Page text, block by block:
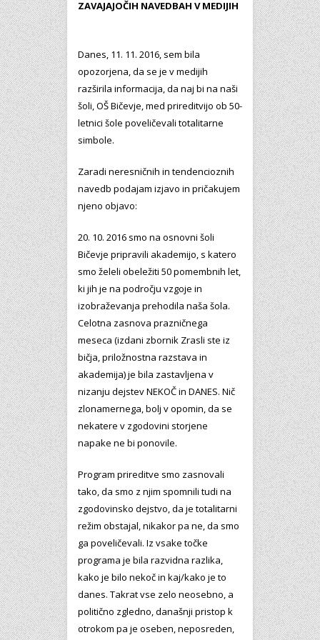
ZAVAJAJOČIH NAVEDBAH V MEDIJIH
Danes, 11. 11. 2016, sem bila
opozorjena, da se je v medijih
razširila informacija, da naj bi na naši
šoli, OŠ Bičevje, med prireditvijo ob 50-
letnici šole poveličevali totalitarne
simbole.
Zaradi neresničnih in tendencioznih
navedb podajam izjavo in pričakujem
njeno objavo:
20. 10. 2016 smo na osnovni šoli
Bičevje pripravili akademijo, s katero
smo želeli obeležiti 50 pomembnih let,
ki jih je na področju vzgoje in
izobraževanja prehodila naša šola.
Celotna zasnova prazničnega
meseca (izdani zbornik Zrasli ste iz
bičja, priložnostna razstava in
akademija) je bila zastavljena v
nizanju dejstev NEKOČ in DANES. Nič
zlonamernega, bolj v opomin, da se
nekatere v zgodovini storjene
napake ne bi ponovile.
Program prireditve smo zasnovali
tako, da smo z njim spomnili tudi na
zgodovinsko dejstvo, da je totalitarni
režim obstajal, nikakor pa ne, da smo
ga poveličevali. Iz vsake točke
programa je bila razvidna razlika,
kako je bilo nekoč in kaj/kako je to
danes. Takrat vse zelo neosebno, a
politično zgledno, današnji pristop k
otrokom pa je oseben, neposreden,